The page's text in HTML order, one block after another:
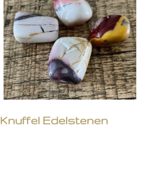
Knuffel Edelstenen